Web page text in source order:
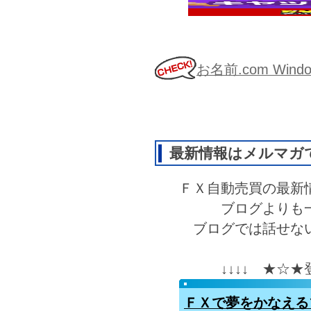
お名前.com
最新情報はメルマガ
ＦＸ自動売買の最
ブログよりも
ブログでは話せな
↓↓↓↓ ★☆★
ＦＸで夢をかなえ